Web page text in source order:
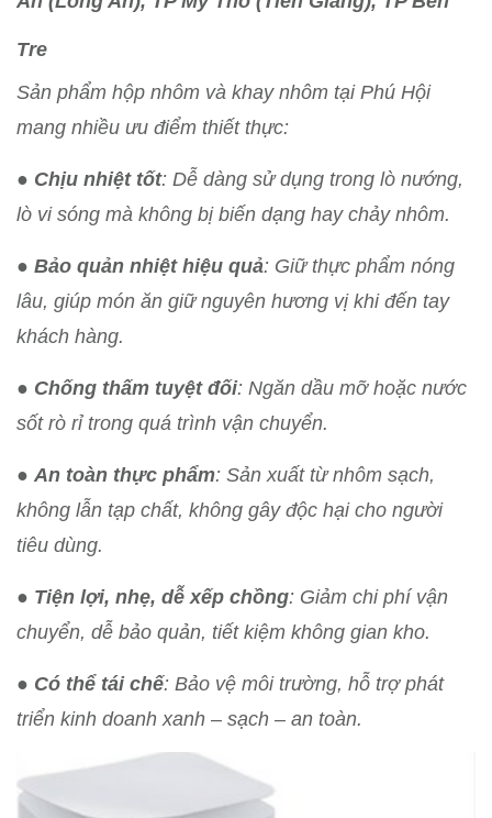
Tre
Sản phẩm hộp nhôm và khay nhôm tại Phú Hội
mang nhiều ưu điểm thiết thực:
● Chịu nhiệt tốt: Dễ dàng sử dụng trong lò nướng,
lò vi sóng mà không bị biến dạng hay chảy nhôm.
● Bảo quản nhiệt hiệu quả: Giữ thực phẩm nóng
lâu, giúp món ăn giữ nguyên hương vị khi đến tay
khách hàng.
● Chống thấm tuyệt đối: Ngăn dầu mỡ hoặc nước
sốt rò rỉ trong quá trình vận chuyển.
● An toàn thực phẩm: Sản xuất từ nhôm sạch,
không lẫn tạp chất, không gây độc hại cho người
tiêu dùng.
● Tiện lợi, nhẹ, dễ xếp chồng: Giảm chi phí vận
chuyển, dễ bảo quản, tiết kiệm không gian kho.
● Có thể tái chế: Bảo vệ môi trường, hỗ trợ phát
triển kinh doanh xanh – sạch – an toàn.